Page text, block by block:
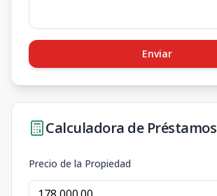
Enviar
Calculadora de Préstamos
Precio de la Propiedad